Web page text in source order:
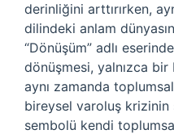
derinliğini arttırırken,
dilindeki anlam
“Dönüşüm” adlı
dönüşmesi, yalnızca
aynı zamanda
bireysel varoluş krizinin
sembolü kendi